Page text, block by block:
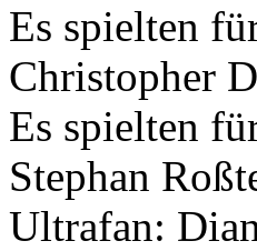
Es spielten
Christopher
Es spielten
Stephan
Ultrafan: